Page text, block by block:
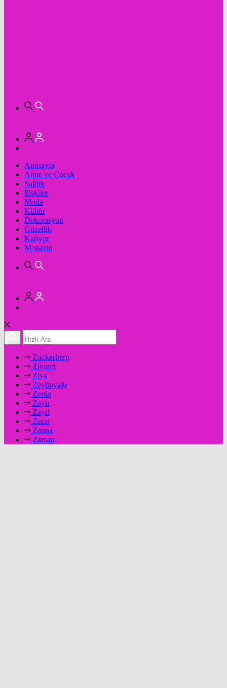
Anasayfa
Anne ve Çocuk
Sağlık
İlişkiler
Moda
Kültür
Dekorasyon
Güzellik
Kariyer
Magazin
Zuckerberg
Ziyaret
Ziya
Zeytinyağı
Zerda
Zayn
Zayıf
Zarar
Zanna
Zaman